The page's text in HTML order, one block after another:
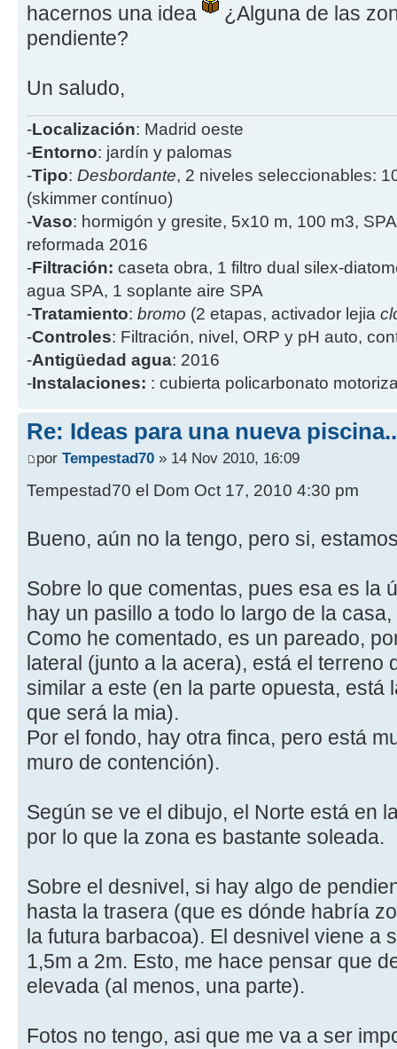
hacernos una idea
¿Alguna de las
pendiente?
Un saludo,
-Localización: Madrid oeste
-Entorno: jardín y palomas
-Tipo: Desbordante, 2 niveles seleccionables:
(skimmer contínuo)
-Vaso: hormigón y gresite, 5x10 m, 100 m3,
reformada 2016
-Filtración: caseta obra, 1 filtro dual silex-
agua SPA, 1 soplante aire SPA
-Tratamiento: bromo (2 etapas, activador lejia
-Controles: Filtración, nivel, ORP y pH auto,
-Antigüedad agua: 2016
-Instalaciones: : cubierta policarbonato
Re: Ideas para una nueva
por Tempestad70 » 14 Nov 2010, 16:09
Tempestad70 el Dom Oct 17, 2010 4:30 pm
Bueno, aún no la tengo, pero si,
Sobre lo que comentas, pues esa es la
hay un pasillo a todo lo largo de la
Como he comentado, es un pareado,
lateral (junto a la acera), está el terreno
similar a este (en la parte opuesta, está
que será la mia).
Por el fondo, hay otra finca, pero está
muro de contención).
Según se ve el dibujo, el Norte está en
por lo que la zona es bastante soleada.
Sobre el desnivel, si hay algo de
hasta la trasera (que es dónde habría
la futura barbacoa). El desnivel viene a
1,5m a 2m. Esto, me hace pensar que
elevada (al menos, una parte).
Fotos no tengo, asi que me va a ser